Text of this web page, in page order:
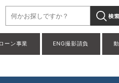
【KHD スピーカーケーブル 先
ーン事業 ENG撮影請負